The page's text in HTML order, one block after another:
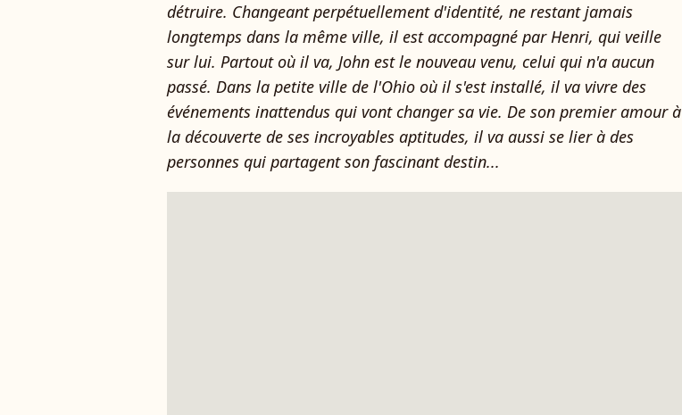
détruire. Changeant perpétuellement d'identité, ne restant jamais
longtemps dans la même ville, il est accompagné par Henri, qui veille
sur lui. Partout où il va, John est le nouveau venu, celui qui n'a aucun
passé. Dans la petite ville de l'Ohio où il s'est installé, il va vivre des
événements inattendus qui vont changer sa vie. De son premier amour à
la découverte de ses incroyables aptitudes, il va aussi se lier à des
personnes qui partagent son fascinant destin...